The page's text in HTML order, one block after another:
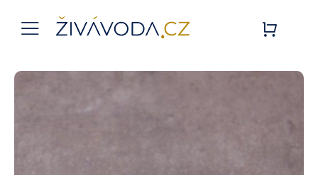
Toggle
Úvodní stránka
Živá Voda